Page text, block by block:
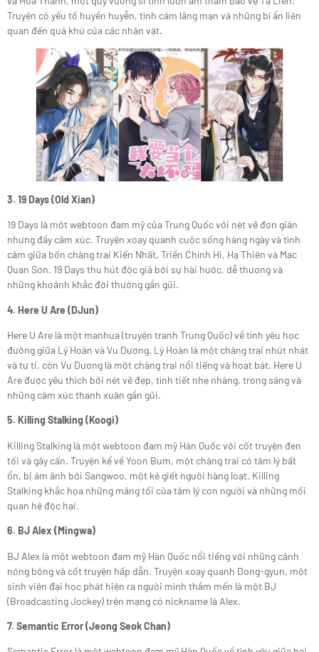
Truyện có yếu tố huyền huyễn, tình cảm lãng mạn và những bí ẩn liên
quan đến quá khứ của các nhân vật.
3. 19 Days (Old Xian)
19 Days là một webtoon đam mỹ của Trung Quốc với nét vẽ đơn giản
nhưng đầy cảm xúc. Truyện xoay quanh cuộc sống hàng ngày và tình
cảm giữa bốn chàng trai Kiến Nhất, Triển Chính Hi, Hạ Thiên và Mạc
Quan Sơn. 19 Days thu hút độc giả bởi sự hài hước, dễ thương và
những khoảnh khắc đời thường gần gũi.
4. Here U Are (DJun)
Here U Are là một manhua (truyện tranh Trung Quốc) về tình yêu học
đường giữa Lý Hoàn và Vu Dương. Lý Hoàn là một chàng trai nhút nhát
và tự ti, còn Vu Dương là một chàng trai nổi tiếng và hoạt bát. Here U
Are được yêu thích bởi nét vẽ đẹp, tình tiết nhẹ nhàng, trong sáng và
những cảm xúc thanh xuân gần gũi.
5. Killing Stalking (Koogi)
Killing Stalking là một webtoon đam mỹ Hàn Quốc với cốt truyện đen
tối và gây cấn. Truyện kể về Yoon Bum, một chàng trai có tâm lý bất
ổn, bị ám ảnh bởi Sangwoo, một kẻ giết người hàng loạt. Killing
Stalking khắc họa những mảng tối của tâm lý con người và những mối
quan hệ độc hại.
6. BJ Alex (Mingwa)
BJ Alex là một webtoon đam mỹ Hàn Quốc nổi tiếng với những cảnh
nóng bỏng và cốt truyện hấp dẫn. Truyện xoay quanh Dong-gyun, một
sinh viên đại học phát hiện ra người mình thầm mến là một BJ
(Broadcasting Jockey) trên mạng có nickname là Alex.
7. Semantic Error (Jeong Seok Chan)